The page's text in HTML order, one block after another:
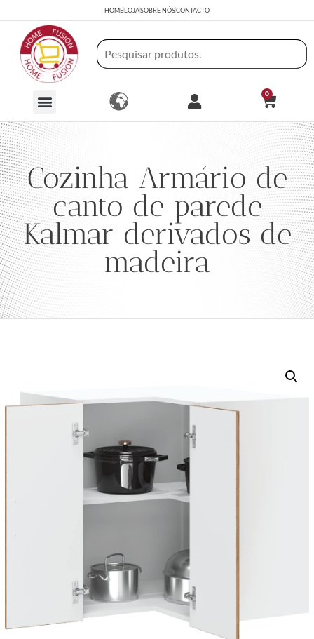
HOMELOJASOBRE NÓSCONTACTO
0
Cozinha Armário de
canto de parede
Kalmar derivados de
madeira